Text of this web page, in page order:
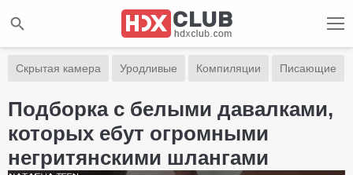
Скрытая камера Уродливые Компиляции Писающие
Подборка с белыми давалками,
которых ебут огромными
негритянскими шлангами